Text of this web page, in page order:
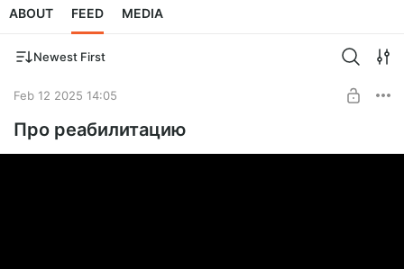
ABOUT FEED MEDIA
Newest First
Feb 12 2025 14:05
Про реабилитацию